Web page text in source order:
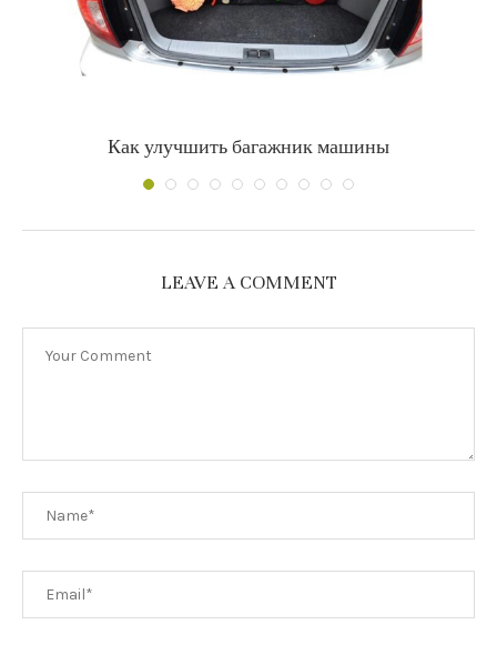
Как улучшить багажник машины
LEAVE A COMMENT